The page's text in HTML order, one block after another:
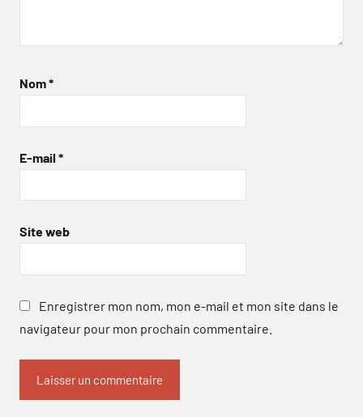
Nom*
E-mail *
Site web
Enregistrer mon nom, mon e-mail et mon site dans le
navigateur pour mon prochain commentaire.